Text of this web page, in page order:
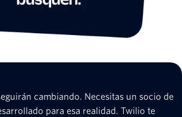
cambiando. Necesitas un socio de
para esa realidad. Twilio te